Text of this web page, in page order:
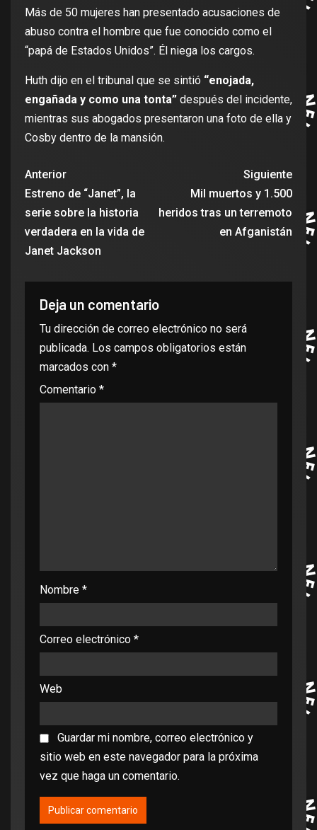
Más de 50 mujeres han presentado acusaciones de
abuso contra el hombre que fue conocido como el
“papá de Estados Unidos”. Él niega los cargos.
Huth dijo en el tribunal que se sintió “enojada,
engañada y como una tonta” después del incidente,
mientras sus abogados presentaron una foto de ella y
Cosby dentro de la mansión.
Anterior
Estreno de “Janet”, la
serie sobre la historia
verdadera en la vida de
Janet Jackson
Siguiente
Mil muertos y 1.500
heridos tras un terremoto
en Afganistán
Deja un comentario
Tu dirección de correo electrónico no será
publicada. Los campos obligatorios están
marcados con *
Comentario *
Nombre *
Correo electrónico *
Web
Guardar mi nombre, correo electrónico y
sitio web en este navegador para la próxima
vez que haga un comentario.